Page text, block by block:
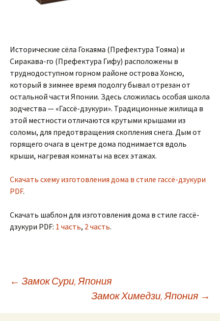
Исторические сёла Гокаяма (Префектура Тояма) и
Сиракава-го (Префектура Гифу) расположены в
труднодоступном горном районе острова Хонсю,
который в зимнее время подолгу бывал отрезан от
остальной части Японии. Здесь сложилась особая школа
зодчества — «Гассё-дзукури». Традиционные жилища в
этой местности отличаются крутыми крышами из
соломы, для предотвращения скопления снега. Дым от
горящего очага в центре дома поднимается вдоль
крыши, нагревая комнаты на всех этажах.
Скачать схему изготовления дома в стиле гассё-дзукури
PDF.
Скачать шаблон для изготовления дома в стиле гассё-
дзукури PDF: 1 часть, 2 часть.
Навигация по
← Замок Сури, Япония
Замок Химедзи, Япония →